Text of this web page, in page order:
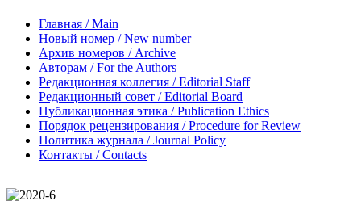
Главная / Main
Новый номер / New number
Архив номеров / Archive
Авторам / For the Authors
Редакционная коллегия / Editorial Staff
Редакционный совет / Editorial Board
Публикационная этика / Publication Ethics
Порядок рецензирования / Procedure for Review
Политика журнала / Journal Policy
Контакты / Contacts